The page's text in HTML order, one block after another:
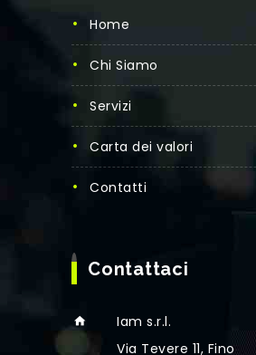
Home
Chi Siamo
Servizi
Carta dei valori
Contatti
Contattaci
Iam s.r.l.
Via Tevere 11, Fino